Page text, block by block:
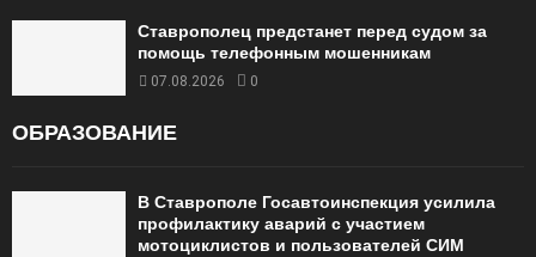
Ставрополец предстанет перед судом за
помощь телефонным мошенникам
07.08.2026 0
ОБРАЗОВАНИЕ
В Ставрополе Госавтоинспекция усилила
профилактику аварий с участием
мотоциклистов и пользователей СИМ